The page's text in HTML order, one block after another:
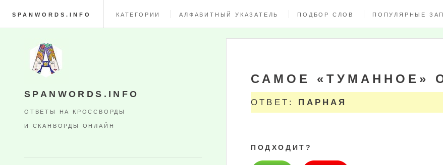
SPANWORDS.INFO КАТЕГОРИИ АЛФАВИТНЫЙ УКАЗАТЕЛЬ ПОДБОР СЛОВ ПОПУЛЯРНЫЕ
САМОЕ «ТУМАННОЕ»
ОТВЕТ: ПАРНАЯ
ПОДХОДИТ?
SPANWORDS.INFO
ОТВЕТЫ НА КРОССВОРДЫ
И СКАНВОРДЫ ОНЛАЙН